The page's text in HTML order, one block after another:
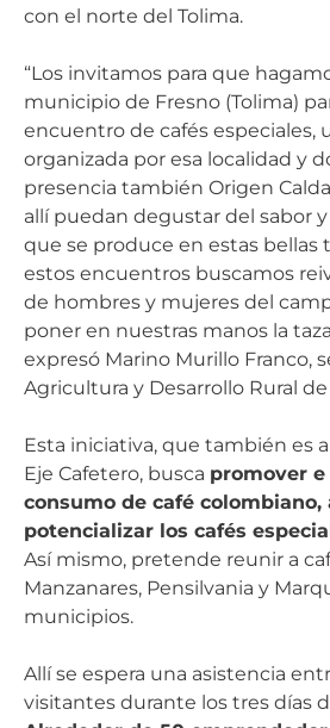
con el norte del Tolima.
“Los invitamos para que
municipio de Fresno (Tolima)
encuentro de cafés especiales,
organizada por esa localidad y
presencia también Origen
allí puedan degustar del sabor
que se produce en estas bellas
estos encuentros buscamos
de hombres y mujeres del
poner en nuestras manos la
expresó Marino Murillo Franco,
Agricultura y Desarrollo Rural de
Esta iniciativa, que también es
Eje Cafetero, busca promover
consumo de café colombiano,
potencializar los cafés
Así mismo, pretende reunir a
Manzanares, Pensilvania y
municipios.
Allí se espera una asistencia
visitantes durante los tres días